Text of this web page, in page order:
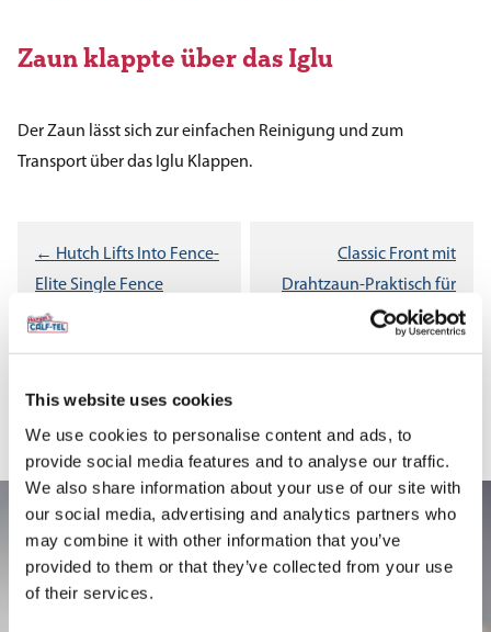
This website uses cookies
We use cookies to personalise content and ads, to
provide social media features and to analyse our traffic.
We also share information about your use of our site with
our social media, advertising and analytics partners who
may combine it with other information that you’ve
provided to them or that they’ve collected from your use
of their services.
Zaun klappte über das Iglu
Der Zaun lässt sich zur einfachen Reinigung und zum
Transport über das Iglu Klappen.
Beitragsnavigation
← Hutch Lifts Into Fence-
Elite Single Fence
Classic Front mit
Drahtzaun-Praktisch für
den Erzeuger →